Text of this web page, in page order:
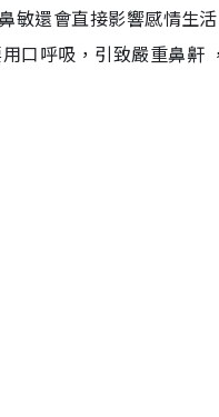
敏還會直接影響感情生
口呼吸，引致嚴重鼻鼾